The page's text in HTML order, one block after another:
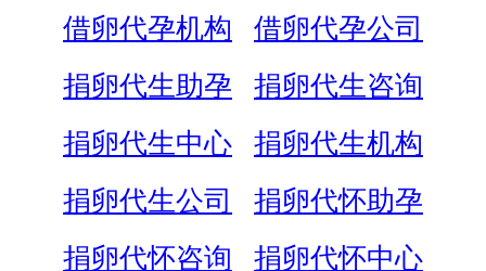
借卵代孕机构
借卵代孕公司
捐卵代生助孕
捐卵代生咨询
捐卵代生中心
捐卵代生机构
捐卵代生公司
捐卵代怀助孕
捐卵代怀咨询
捐卵代怀中心